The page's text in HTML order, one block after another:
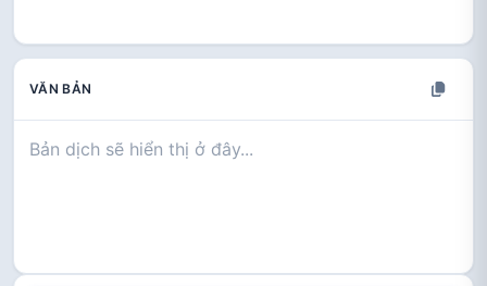
VĂN BẢN
Bản dịch sẽ hiển thị ở đây...